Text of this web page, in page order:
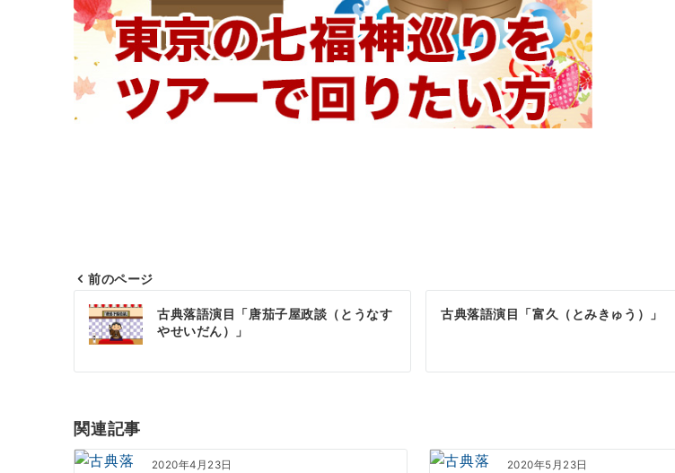
投
稿
ナ
ゲ
ー
前のページ
古典落語演目「唐茄子屋政談（とうなす
やせいだん）」
古典落語演目「富久（とみきゅう）」
関連記事
2020年4月23日 2020年5月23日